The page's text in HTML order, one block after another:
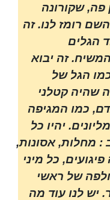
פה, שקורונה
רומז לנו. זה
הגלים
זה יבוא
הגל של
שהיה קטלני
מת אדם, כמו המגיפה
יהיו כל
: מחלות, אסונות,
כל מיני
של ראשי
יש לנו עוד מה